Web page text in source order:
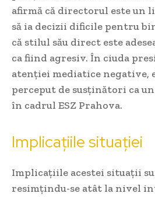
afirmă că directorul este un
să ia decizii dificile pentru
că stilul său direct este
ca fiind agresiv. În ciuda
atenției mediatice negative,
perceput de susținători ca
în cadrul ESZ Prahova.
Implicațiile situației
Implicațiile acestei situații
resimțindu-se atât la nivel